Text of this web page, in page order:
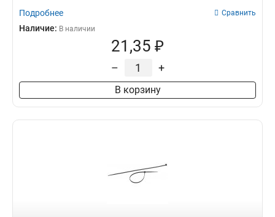
Подробнее Сравнить
Наличие: В наличии
21,35 ₽
– +
В корзину